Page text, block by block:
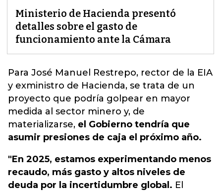
Ministerio de Hacienda presentó
detalles sobre el gasto de
funcionamiento ante la Cámara
Para José Manuel Restrepo, rector de la EIA
y exministro de Hacienda, se trata de un
proyecto que podría golpear en mayor
medida al sector minero y, de
materializarse, el Gobierno tendría que
asumir presiones de caja el próximo año.
"En 2025, estamos experimentando menos
recaudo, más gasto y altos niveles de
deuda por la incertidumbre global. El